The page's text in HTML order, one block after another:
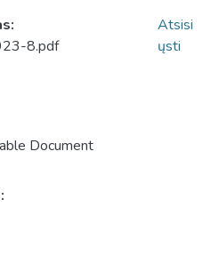
8.pdf
Document
Atsisi
ųsti